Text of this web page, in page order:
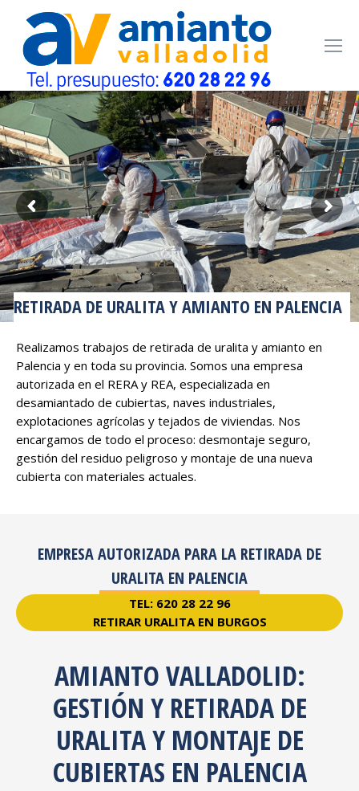
RETIRADA DE URALITA Y AMIANTO EN PALENCIA
Realizamos trabajos de retirada de uralita y amianto en
Palencia y en toda su provincia. Somos una empresa
autorizada en el RERA y REA, especializada en
desamiantado de cubiertas, naves industriales,
explotaciones agrícolas y tejados de viviendas. Nos
encargamos de todo el proceso: desmontaje seguro,
gestión del residuo peligroso y montaje de una nueva
cubierta con materiales actuales.
EMPRESA AUTORIZADA PARA LA RETIRADA DE
URALITA EN PALENCIA
TEL: 620 28 22 96
RETIRAR URALITA EN BURGOS
AMIANTO VALLADOLID:
GESTIÓN Y RETIRADA DE
URALITA Y MONTAJE DE
CUBIERTAS EN PALENCIA